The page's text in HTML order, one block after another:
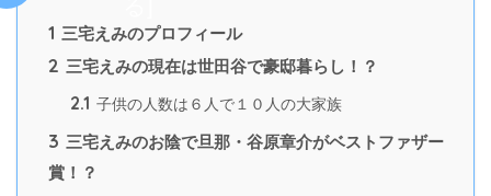
1 三宅えみのプロフィール
2 三宅えみの現在は世田谷で豪邸暮らし！？
2.1 子供の人数は６人で１０人の大家族
3 三宅えみのお陰で旦那・谷原章介がベストファザー
賞！？